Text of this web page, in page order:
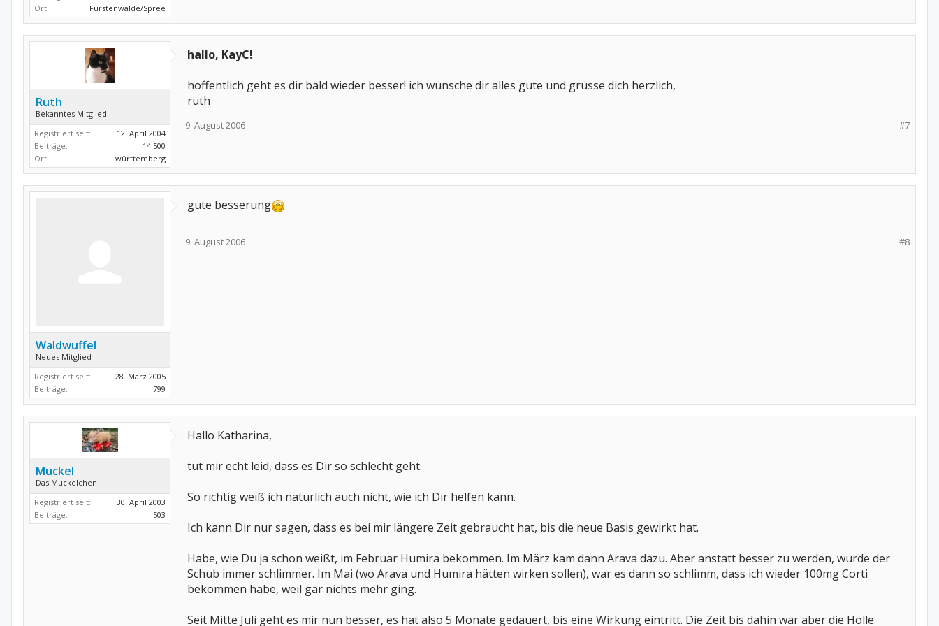
Ort:
Fürstenwalde/Spree
Ruth
Bekanntes Mitglied
Registriert seit:
12. April 2004
Beiträge:
14.500
Ort:
württemberg
hallo, KayC!
hoffentlich geht es dir bald wieder besser! ich wünsche dir alles gute und grüsse dich herzlich,
ruth
#7
9. August 2006
Waldwuffel
Neues Mitglied
Registriert seit:
28. März 2005
Beiträge:
799
gute besserung
#8
9. August 2006
Muckel
Das Muckelchen
Registriert seit:
30. April 2003
Beiträge:
503
Hallo Katharina,
tut mir echt leid, dass es Dir so schlecht geht.
So richtig weiß ich natürlich auch nicht, wie ich Dir helfen kann.
Ich kann Dir nur sagen, dass es bei mir längere Zeit gebraucht hat, bis die neue Basis gewirkt hat.
Habe, wie Du ja schon weißt, im Februar Humira bekommen. Im März kam dann Arava dazu. Aber anstatt besser zu werden, wurde der
Schub immer schlimmer. Im Mai (wo Arava und Humira hätten wirken sollen), war es dann so schlimm, dass ich wieder 100mg Corti
bekommen habe, weil gar nichts mehr ging.
Seit Mitte Juli geht es mir nun besser, es hat also 5 Monate gedauert, bis eine Wirkung eintritt. Die Zeit bis dahin war aber die Hölle.